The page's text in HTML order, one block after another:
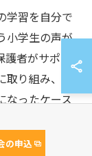
学習を自分で
小学生の声が
者がサポー
り組み、わ
なったケース
密接に関係
の申込